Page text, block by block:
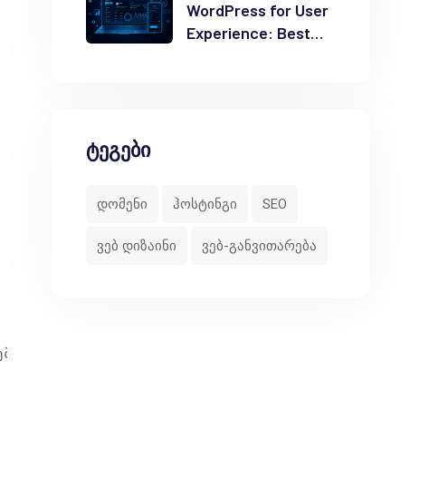
WordPress for User
Experience: Best
ტეგები
დომენი ჰოსტინგი SEO
ვებ დიზაინი ვებ-განვითარება